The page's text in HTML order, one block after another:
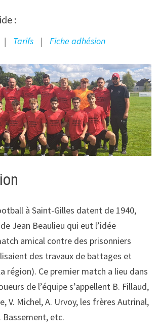
:
| Tarifs | Fiche adhésion
à Saint-Gilles datent de 1940,
Jean Beaulieu qui eut l’idée
amical contre des prisonniers
des travaux de battages et
région). Ce premier match a lieu dans
de l’équipe s’appellent B. Fillaud,
V. Michel, A. Urvoy, les frères Autrinal,
Bassement, etc.